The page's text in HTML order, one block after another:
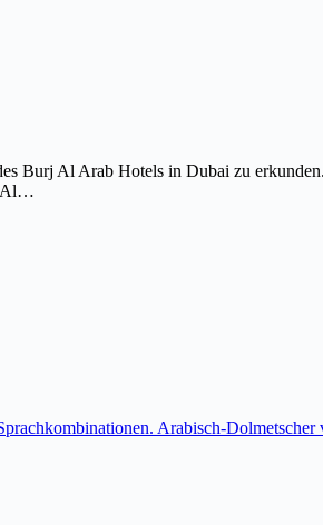
Burj Al Arab Hotels in Dubai zu
Al…
Arabisch-